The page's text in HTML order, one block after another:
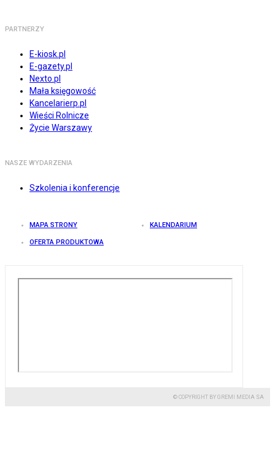
PARTNERZY
E-kiosk.pl
E-gazety.pl
Nexto.pl
Mała księgowość
Kancelarierp.pl
Wieści Rolnicze
Życie Warszawy
NASZE WYDARZENIA
Szkolenia i konferencje
MAPA STRONY KALENDARIUM
OFERTA PRODUKTOWA
© COPYRIGHT BY GREMI MEDIA SA